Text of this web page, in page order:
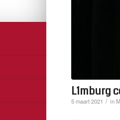
L1mburg
5 maart 2021 / in